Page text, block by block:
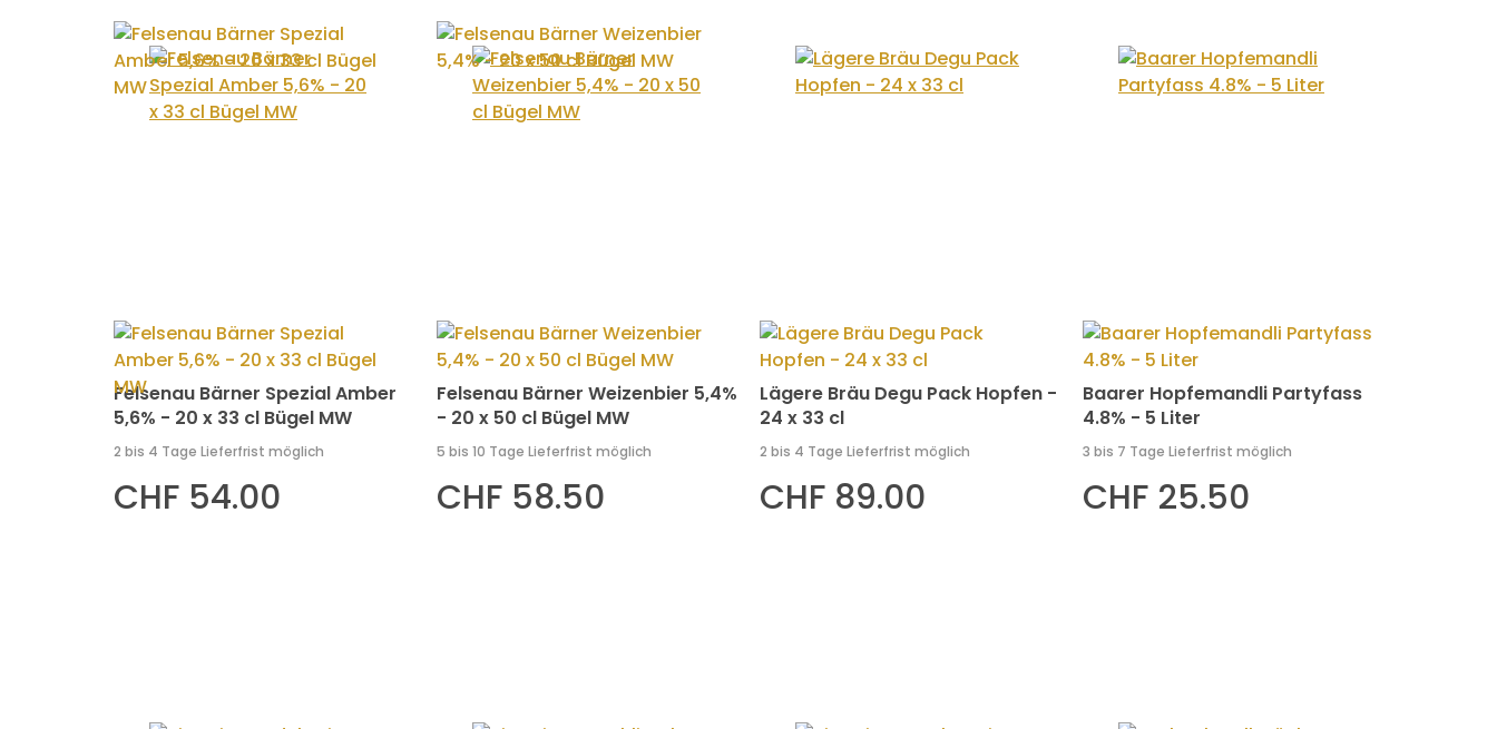
Felsenau Bärner Spezial Amber
5,6% - 20 x 33 cl Bügel MW
2 bis 4 Tage Lieferfrist möglich
CHF 54.00
Felsenau Bärner Weizenbier 5,4%
- 20 x 50 cl Bügel MW
5 bis 10 Tage Lieferfrist möglich
CHF 58.50
Lägere Bräu Degu Pack Hopfen -
24 x 33 cl
2 bis 4 Tage Lieferfrist möglich
CHF 89.00
Baarer Hopfemandli Partyfass
4.8% - 5 Liter
3 bis 7 Tage Lieferfrist möglich
CHF 25.50